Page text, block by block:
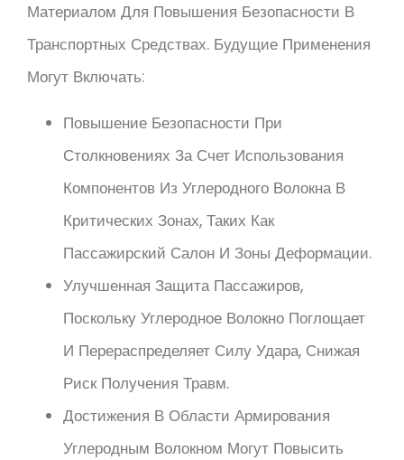
Материалом Для Повышения Безопасности В
Транспортных Средствах. Будущие Применения
Могут Включать:
Повышение Безопасности При
Столкновениях За Счет Использования
Компонентов Из Углеродного Волокна В
Критических Зонах, Таких Как
Пассажирский Салон И Зоны Деформации.
Улучшенная Защита Пассажиров,
Поскольку Углеродное Волокно Поглощает
И Перераспределяет Силу Удара, Снижая
Риск Получения Травм.
Достижения В Области Армирования
Углеродным Волокном Могут Повысить